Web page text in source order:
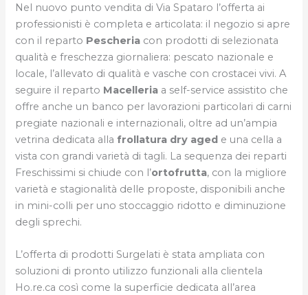
Nel nuovo punto vendita di Via Spataro l’offerta ai
professionisti è completa e articolata: il negozio si apre
con il reparto Pescheria con prodotti di selezionata
qualità e freschezza giornaliera: pescato nazionale e
locale, l’allevato di qualità e vasche con crostacei vivi. A
seguire il reparto Macelleria a self-service assistito che
offre anche un banco per lavorazioni particolari di carni
pregiate nazionali e internazionali, oltre ad un’ampia
vetrina dedicata allafrollatura dry aged e una cella a
vista con grandi varietà di tagli. La sequenza dei reparti
Freschissimi si chiude con l’ortofrutta, con la migliore
varietà e stagionalità delle proposte, disponibili anche
in mini-colli per uno stoccaggio ridotto e diminuzione
degli sprechi.
L’offerta di prodotti Surgelati è stata ampliata con
soluzioni di pronto utilizzo funzionali alla clientela
Ho.re.ca così come la superficie dedicata all’area